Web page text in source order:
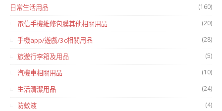
日常生活用品 (160)
電信手機維修包膜其他相關用品 (20)
手機app/遊戲/3c相關用品 (28)
旅遊行李箱及用品 (5)
汽機車相關用品 (10)
生活清潔用品 (24)
防蚊液 (4)